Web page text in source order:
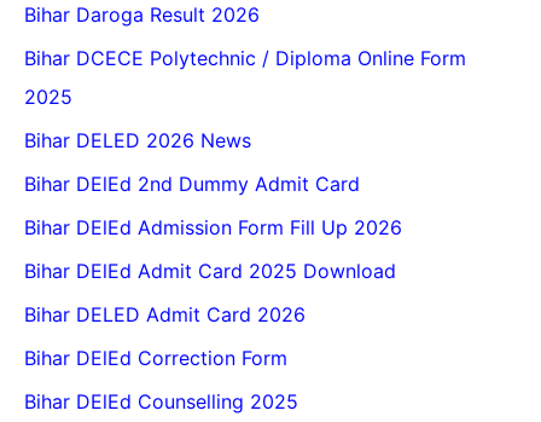
Bihar Daroga Result 2026
Bihar DCECE Polytechnic / Diploma Online Form
2025
Bihar DELED 2026 News
Bihar DElEd 2nd Dummy Admit Card
Bihar DElEd Admission Form Fill Up 2026
Bihar DElEd Admit Card 2025 Download
Bihar DELED Admit Card 2026
Bihar DElEd Correction Form
Bihar DElEd Counselling 2025